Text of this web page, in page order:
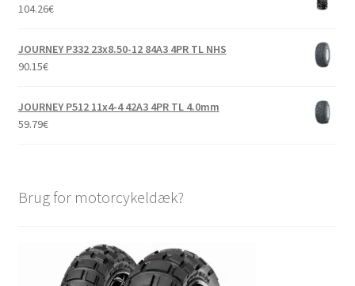
27×10-12″
27×11-12″
205/80-12″
104.26€
JOURNEY P332 23x8.50-12 84A3 4PR TL NHS
90.15€
JOURNEY P512 11x4-4 42A3 4PR TL 4.0mm
59.79€
Brug for motorcykeldæk?